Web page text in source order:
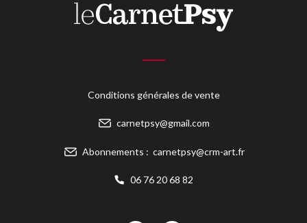
Conditions générales de vente
carnetpsy@gmail.com
Abonnements : carnetpsy@crm-art.fr
06 76 20 68 82